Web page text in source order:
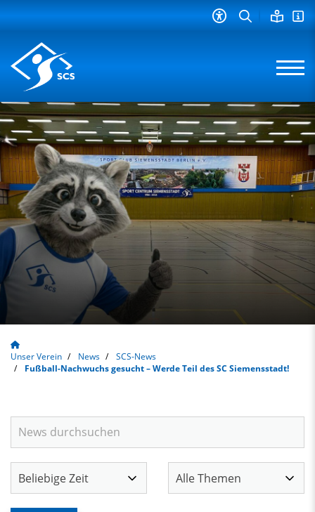
Unser Verein News
SCS-News
Fußball-Nachwuchs gesucht – Werde Teil des SC Siemensstadt!